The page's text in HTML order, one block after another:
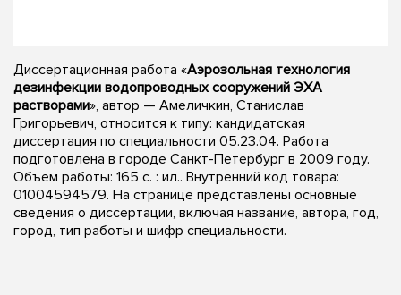
Диссертационная работа «Аэрозольная технология
дезинфекции водопроводных сооружений ЭХА
растворами», автор — Амеличкин, Станислав
Григорьевич, относится к типу: кандидатская
диссертация по специальности 05.23.04. Работа
подготовлена в городе Санкт-Петербург в 2009 году.
Объем работы: 165 с. : ил.. Внутренний код товара:
01004594579. На странице представлены основные
сведения о диссертации, включая название, автора, год,
город, тип работы и шифр специальности.